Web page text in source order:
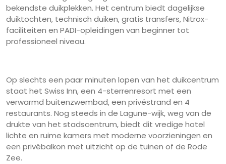
bekendste duikplekken. Het centrum biedt dagelijkse
duiktochten, technisch duiken, gratis transfers, Nitrox-
faciliteiten en PADI-opleidingen van beginner tot
professioneel niveau.
Op slechts een paar minuten lopen van het duikcentrum
staat het Swiss Inn, een 4-sterrenresort met een
verwarmd buitenzwembad, een privéstrand en 4
restaurants. Nog steeds in de Lagune-wijk, weg van de
drukte van het stadscentrum, biedt dit vredige hotel
lichte en ruime kamers met moderne voorzieningen en
een privébalkon met uitzicht op de tuinen of de Rode
Zee.